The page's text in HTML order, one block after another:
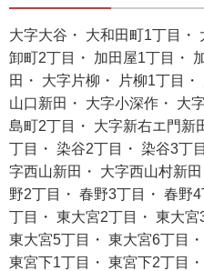
大字大谷・ 大和田町1丁目・
卸町2丁目・ 加田屋1丁目・
田・ 大字片柳・ 片柳1丁目
山口新田・ 大字小深作・ 大
島町2丁目・ 大字新右エ門新
丁目・ 染谷2丁目・ 染谷3丁
字西山新田・ 大字西山村新
野2丁目・ 春野3丁目・ 春野
丁目・ 東大宮2丁目・ 東大宮
東大宮5丁目・ 東大宮6丁目
東宮下1丁目・ 東宮下2丁目